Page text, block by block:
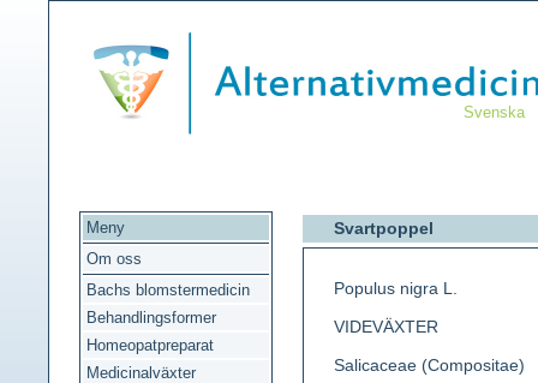
Svenska
Meny
Om oss
Bachs blomstermedicin
Behandlingsformer
Homeopatpreparat
Medicinalväxter
Svartpoppel
Populus nigra L.
VIDEVÄXTER
Salicaceae (Compositae)